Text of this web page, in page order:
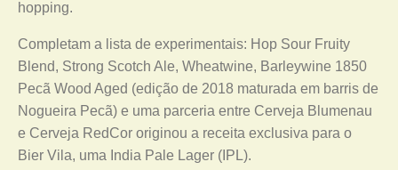
hopping.
Completam a lista de experimentais: Hop Sour Fruity
Blend, Strong Scotch Ale, Wheatwine, Barleywine 1850
Pecã Wood Aged (edição de 2018 maturada em barris de
Nogueira Pecã) e uma parceria entre Cerveja Blumenau
e Cerveja RedCor originou a receita exclusiva para o
Bier Vila, uma India Pale Lager (IPL).